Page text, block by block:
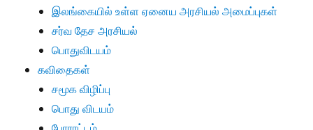
இலங்கையில் உள்ள ஏனைய அரசியல் அமைப்புகள்
சர்வ தேச அரசியல்
பொதுவிடயம்
கவிதைகள்
சமூக விழிப்பு
பொது விடயம்